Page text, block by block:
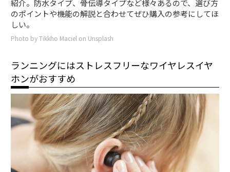
紹介。防水タイプ、骨伝導タイプなど様々あるので、選び方
のポイントや機能の解説と合わせてぜひ購入の参考にしてほ
しい。
Photo by Tikkho Maciel on Unsplash
ランニングにはストレスフリーなワイヤレスイヤ
ホンがおすすめ